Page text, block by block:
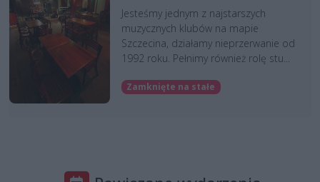
Jesteśmy jednym z najstarszych
muzycznych klubów na mapie
Szczecina, działamy nieprzerwanie od
1992 roku. Pełnimy również rolę stu...
Zamknięte na stałe